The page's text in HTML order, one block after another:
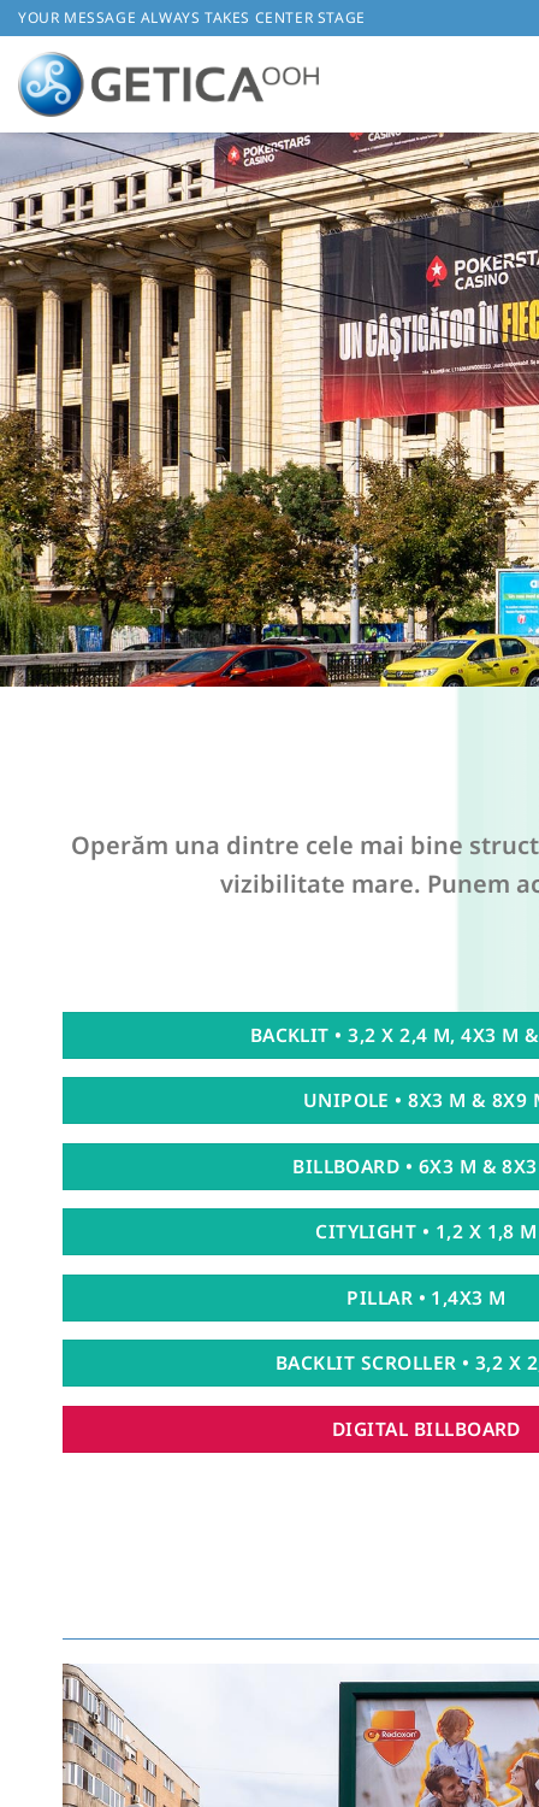
Skip
to
content
YOUR MESSAGE ALWAYS TAKES CENTER STAGE
Operăm una dintre cele mai bine
vizibilitate mare. Punem
BACKLIT • 3,2 X 2,4 M, 4X3 M
UNIPOLE • 8X3 M & 8X9
BILLBOARD • 6X3 M &
CITYLIGHT • 1,2 X 1,8 M
PILLAR • 1,4X3 M
BACKLIT SCROLLER • 3,2 X
DIGITAL BILLBOARD